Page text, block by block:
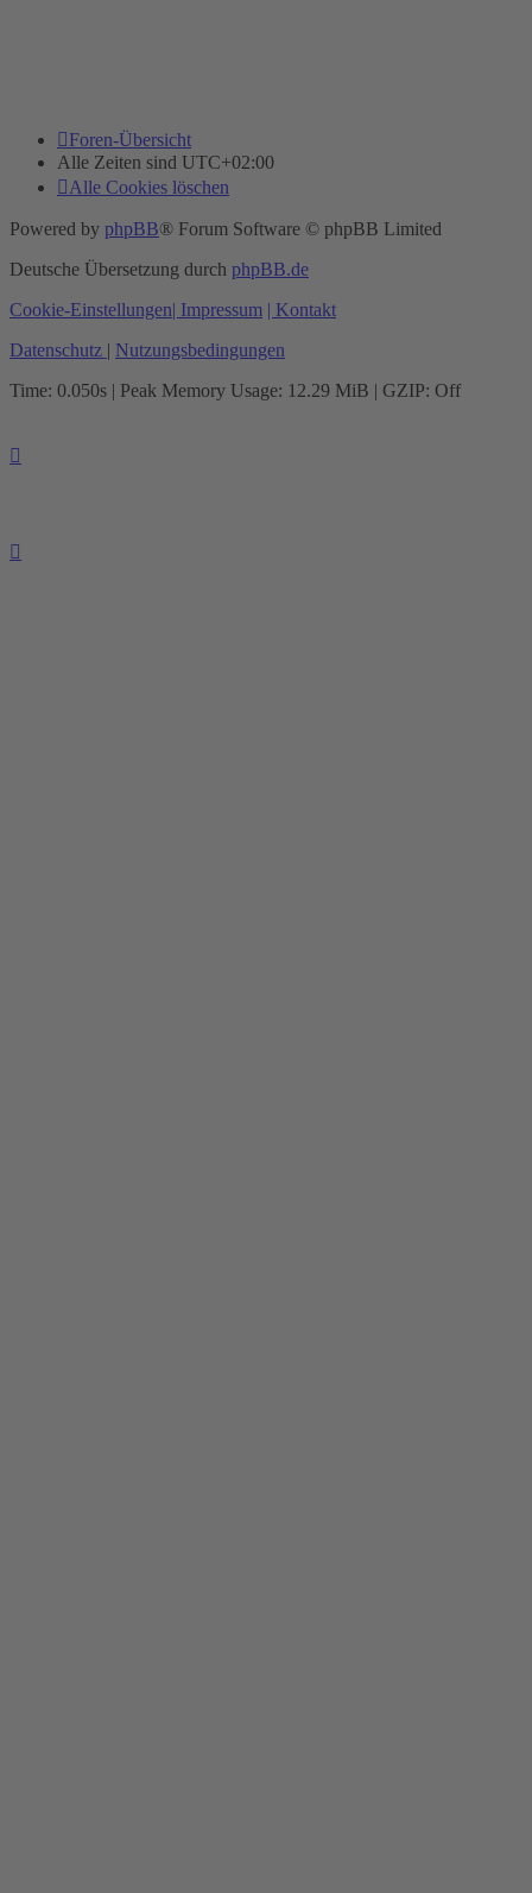
Foren-Übersicht
Alle Zeiten sind UTC+02:00
Alle Cookies löschen
Powered by phpBB® Forum Software © phpBB Limited
Deutsche Übersetzung durch phpBB.de
Cookie-Einstellungen| Impressum | Kontakt
Datenschutz | Nutzungsbedingungen
Time: 0.050s | Peak Memory Usage: 12.29 MiB | GZIP: Off